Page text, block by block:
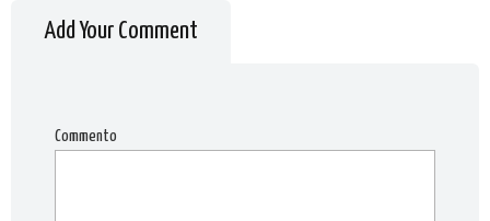
Add Your Comment
Commento